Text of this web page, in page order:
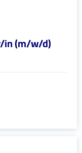
in (m/w/d)